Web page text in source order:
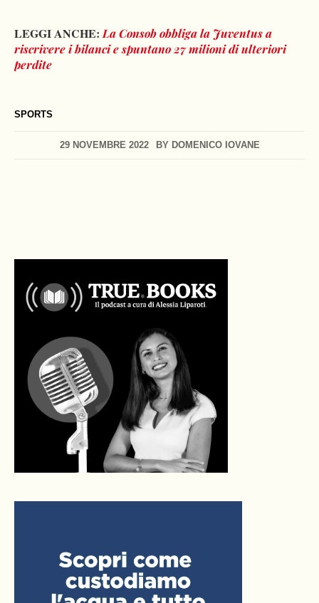
SPORTS
29 NOVEMBRE 2022 BY DOMENICO IOVANE
LEGGI ANCHE: La Consob obbliga la Juventus a
riscrivere i bilanci e spuntano 27 milioni di ulteriori
perdite